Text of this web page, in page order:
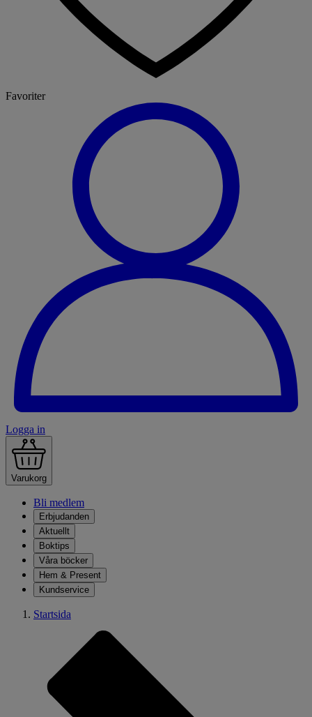
Favoriter
Logga in
Varukorg
Bli medlem
Erbjudanden
Aktuellt
Boktips
Våra böcker
Hem & Present
Kundservice
Startsida